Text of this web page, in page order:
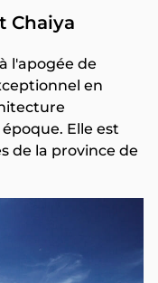
Chaiya
l'apogée de
en
Elle est
de la province de